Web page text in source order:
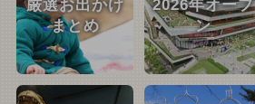
厳選お出かけ
まとめ
2026年オープ
ン